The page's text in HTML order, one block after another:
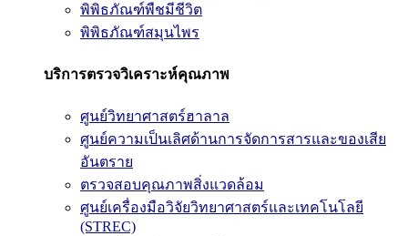
พิพิธภัณฑ์พืชมีชีวิต
พิพิธภัณฑ์สมุนไพร
บริการตรวจวิเคราะห์คุณภาพ
ศูนย์วิทยาศาสตร์ฮาลาล
ศูนย์ความเป็นเลิศด้านการจัดการสารและของเสีย
อันตราย
ตรวจสอบคุณภาพสิ่งแวดล้อม
ศูนย์เครื่องมือวิจัยวิทยาศาสตร์และเทคโนโลยี
(STREC)